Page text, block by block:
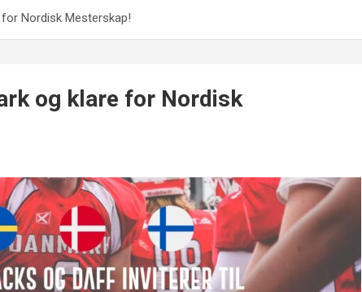
Nordisk Mesterskap!
og klare for Nordisk